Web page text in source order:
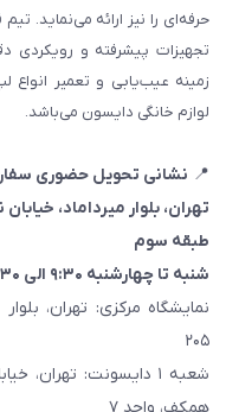
حرفه‌ای را نیز ارائه می‌نماید.
تجهیزات پیشرفته و رویکردی
زمینه عیب‌یابی و تعمیر انواع
لوازم خانگی دایسون می‌باشد.
📍 نشانی تحویل حضوری
تهران، بلوار میرداماد،
طبقه سوم
شنبه تا چهارشنبه ۹:۳۰ الی ۱۷:۳۰ (مراجعه با هماهنگی قبلی)
نمایشگاه مرکزی: تهران،
۲۰۵
شعبه ۱ دایسونت: